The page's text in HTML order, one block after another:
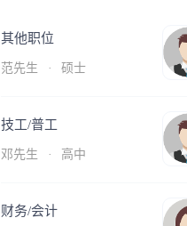
其他职位
范先生 · 硕士
技工/普工
邓先生 · 高中
财务/会计